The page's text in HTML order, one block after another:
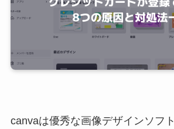
canvaは優秀な画像デザインソフ